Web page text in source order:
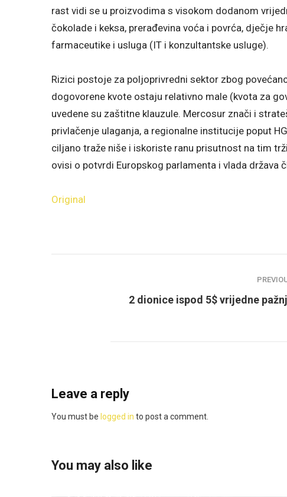
rast vidi se u proizvodima s visokom dodanom
čokolade i keksa, prerađevina voća i povrća, dječje
farmaceutike i usluga (IT i konzultantske usluge).
Rizici postoje za poljoprivredni sektor zbog
dogovorene kvote ostaju relativno male (kvota za
uvedene su zaštitne klauzule. Mercosur znači i
privlačenje ulaganja, a regionalne institucije poput
ciljano traže niše i iskoriste ranu prisutnost na tim
ovisi o potvrdi Europskog parlamenta i vlada država
Original
2 dionice ispod 5$ vrijedne
Leave a reply
You must be logged in to post a comment.
You may also like